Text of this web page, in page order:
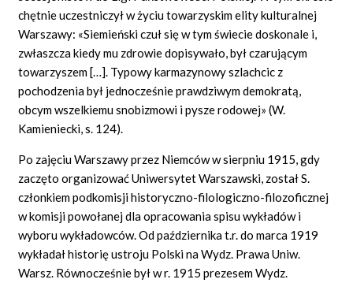
chętnie uczestniczył w życiu towarzyskim elity kulturalnej
Warszawy: «Siemieński czuł się w tym świecie doskonale i,
zwłaszcza kiedy mu zdrowie dopisywało, był czarującym
towarzyszem […]. Typowy karmazynowy szlachcic z
pochodzenia był jednocześnie prawdziwym demokratą,
obcym wszelkiemu snobizmowi i pysze rodowej» (W.
Kamieniecki, s. 124).
Po zajęciu Warszawy przez Niemców w sierpniu 1915, gdy
zaczęto organizować Uniwersytet Warszawski, został S.
członkiem podkomisji historyczno-filologiczno-filozoficznej
w komisji powołanej dla opracowania spisu wykładów i
wyboru wykładowców. Od października t.r. do marca 1919
wykładał historię ustroju Polski na Wydz. Prawa Uniw.
Warsz. Równocześnie był w r. 1915 prezesem Wydz.